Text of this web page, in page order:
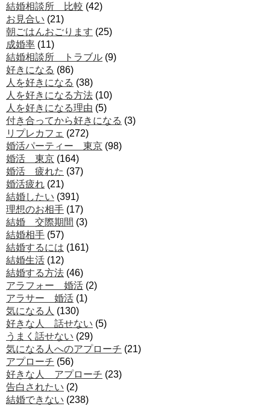
結婚相談所 比較 (42)
お見合い (21)
朝ごはんおごります (25)
成婚率 (11)
結婚相談所 トラブル (9)
好きになる (86)
人を好きになる (38)
人を好きになる方法 (10)
人を好きになる理由 (5)
付き合ってから好きになる (3)
リプレカフェ (272)
婚活パーティー 東京 (98)
婚活 東京 (164)
婚活 疲れた (37)
婚活疲れ (21)
結婚したい (391)
理想のお相手 (17)
結婚 交際期間 (3)
結婚相手 (57)
結婚するには (161)
結婚生活 (12)
結婚する方法 (46)
アラフォー 婚活 (2)
アラサー 婚活 (1)
気になる人 (130)
好きな人 話せない (5)
うまく話せない (29)
気になる人へのアプローチ (21)
アプローチ (56)
好きな人 アプローチ (23)
告白されたい (2)
結婚できない (238)